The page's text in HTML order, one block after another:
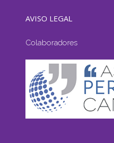
AVISO LEGAL
Colaboradores